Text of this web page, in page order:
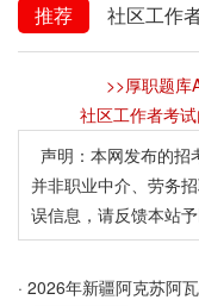
推荐
社区工作
>>厚职题库
社区工作者考
声明：本网发布的招
并非职业中介、劳务
误信息，请反馈本站予
· 2026年新疆阿克苏阿